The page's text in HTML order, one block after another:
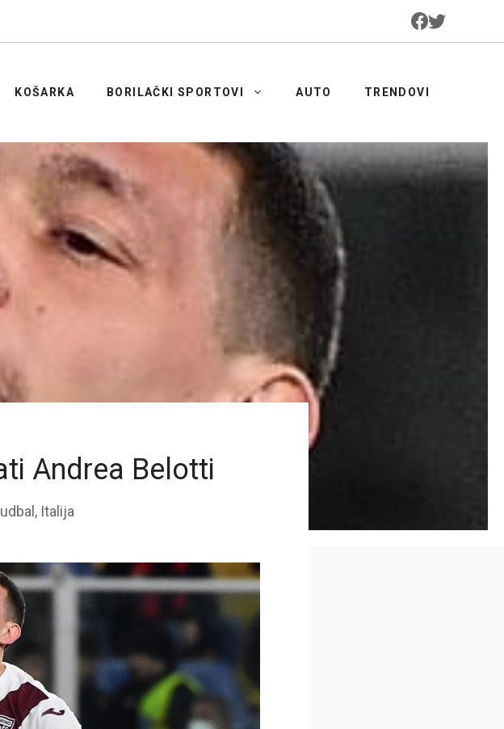
KOŠARKA BORILAČKI SPORTOVI AUTO TRENDOVI
Andrea Belotti
, Italija